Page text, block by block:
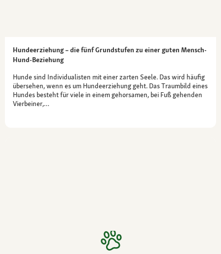
Hundeerziehung – die fünf Grundstufen zu einer guten Mensch-
Hund-Beziehung
Hunde sind Individualisten mit einer zarten Seele. Das wird häufig
übersehen, wenn es um Hundeerziehung geht. Das Traumbild eines
Hundes besteht für viele in einem gehorsamen, bei Fuß gehenden
Vierbeiner,…